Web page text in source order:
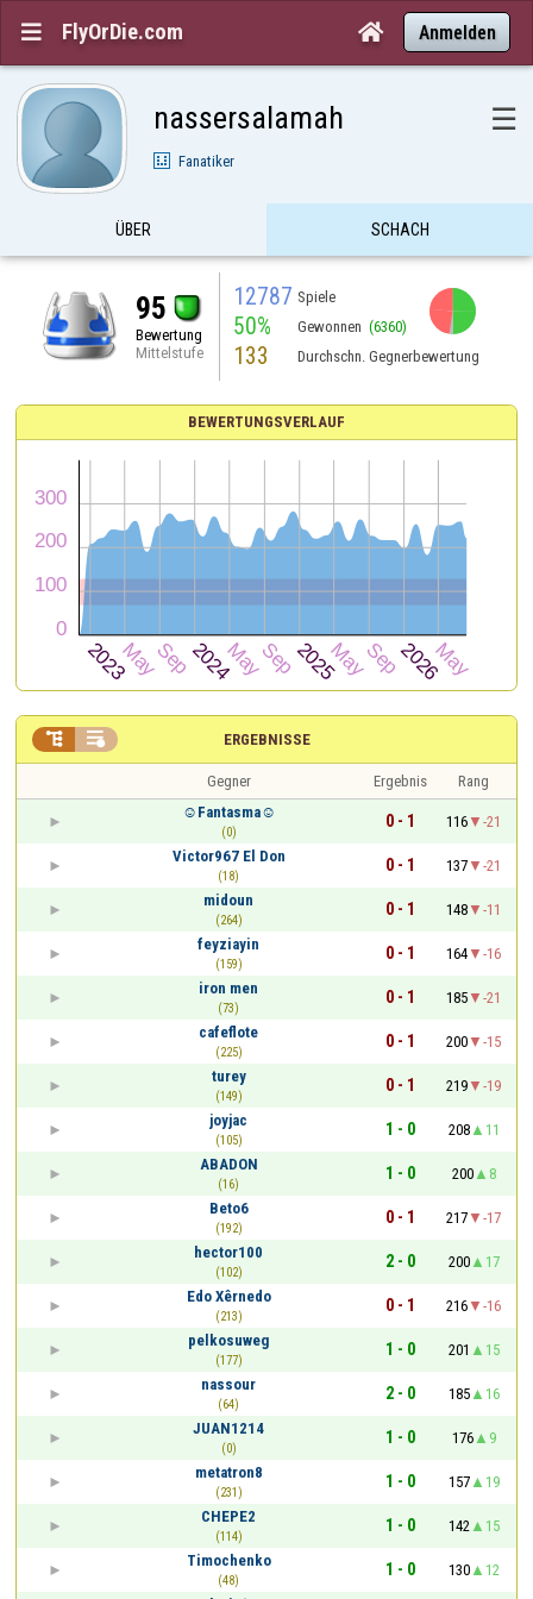
 FlyOrDie.com  Anmelden
nassersalamah ☰
Fanatiker
ÜBER SCHACH
95
Bewertung
Mittelstufe
12787 Spiele
50% Gewonnen (6360)
133 Durchschn. Gegnerbewertung
BEWERTUNGSVERLAUF
ERGEBNISSE
 
Gegner Ergebnis
Rang
☺Fantasma☺
(0)
0 - 1 116
-21
Victor967 El Don
(18)
0 - 1 137
-21
midoun
(264)
0 - 1 148
-11
feyziayin
(159)
0 - 1 164
-16
iron men
(73)
0 - 1 185
-21
cafeflote
(225)
0 - 1 200
-15
turey
(149)
0 - 1 219
-19
joyjac
(105)
1 - 0 208
11
ABADON
(16)
1 - 0 200
8
Beto6
(192)
0 - 1 217
-17
hector100
(102)
2 - 0 200
17
Edo Xêrnedo
(213)
0 - 1 216
-16
pelkosuweg
(177)
1 - 0 201
15
nassour
(64)
2 - 0 185
16
JUAN1214
(0)
1 - 0 176
9
metatron8
(231)
1 - 0 157
19
CHEPE2
(114)
1 - 0 142
15
Timochenko
(48)
1 - 0 130
12